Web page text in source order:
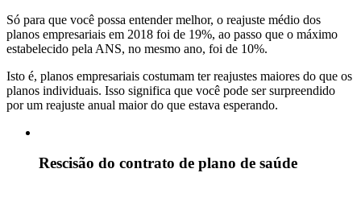
Só para que você possa entender melhor, o reajuste médio dos
planos empresariais em 2018 foi de 19%, ao passo que o máximo
estabelecido pela ANS, no mesmo ano, foi de 10%.
Isto é, planos empresariais costumam ter reajustes maiores do que os
planos individuais. Isso significa que você pode ser surpreendido
por um reajuste anual maior do que estava esperando.
Rescisão do contrato de plano de saúde